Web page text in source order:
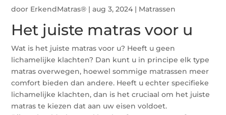
door ErkendMatras® |aug 3, 2024 | Matrassen
Het juiste matras voor u
Wat is het juiste matras voor u? Heeft u geen
lichamelijke klachten? Dan kunt u in principe elk type
matras overwegen, hoewel sommige matrassen meer
comfort bieden dan andere. Heeft u echter specifieke
lichamelijke klachten, dan is het cruciaal om het juiste
matras te kiezen dat aan uw eisen voldoet.